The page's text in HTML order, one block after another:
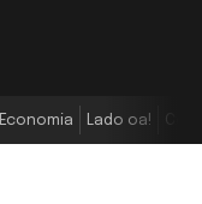
Economia Lado oa!